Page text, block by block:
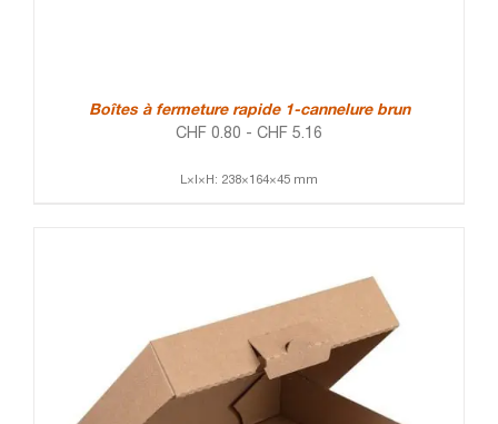
Boîtes à fermeture rapide 1-cannelure brun
CHF 0.80 - CHF 5.16
L×l×H: 238×164×45 mm